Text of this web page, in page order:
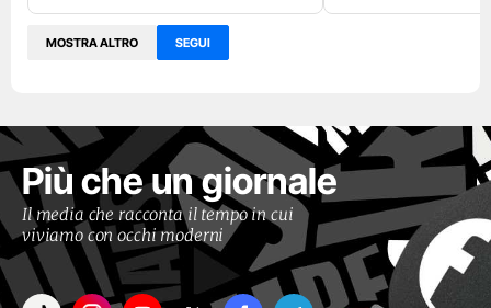
MOSTRA ALTRO SEGUI
Più che un giornale
Il media che racconta il tempo in cui
viviamo con occhi moderni